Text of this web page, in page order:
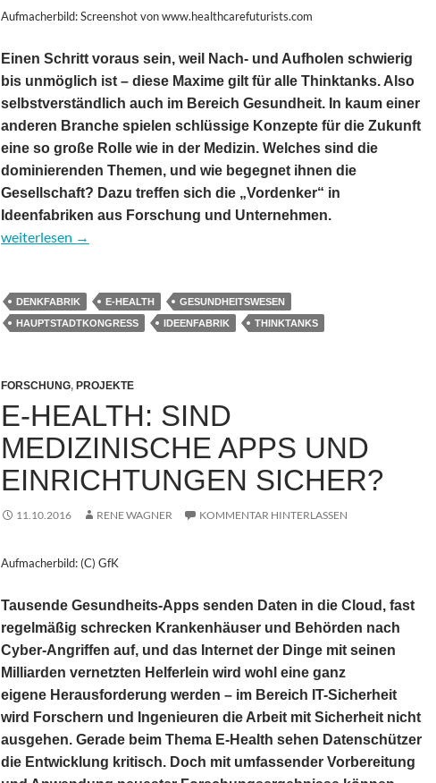
Aufmacherbild: Screenshot von www.healthcarefuturists.com
Einen Schritt voraus sein, weil Nach- und Aufholen schwierig
bis unmöglich ist – diese Maxime gilt für alle Thinktanks. Also
selbstverständlich auch im Bereich Gesundheit. In kaum einer
anderen Branche spielen schlüssige Konzepte für die Zukunft
eine so große Rolle wie in der Medizin. Welches sind die
dominierenden Themen, und wie begegnet ihnen die
Gesellschaft? Dazu treffen sich die „Vordenker“ in
Ideenfabriken aus Forschung und Unternehmen.
Thinktanks für Medizin: Sie arbeiten an der Zukunft der Gesundheit
weiterlesen →
DENKFABRIK E-HEALTH
GESUNDHEITSWESEN
HAUPTSTADTKONGRESS
IDEENFABRIK THINKTANKS
FORSCHUNG, PROJEKTE
E-HEALTH: SIND
MEDIZINISCHE APPS UND
EINRICHTUNGEN SICHER?
11.10.2016 RENE WAGNER KOMMENTAR HINTERLASSEN
Aufmacherbild: (C) GfK
Tausende Gesundheits-Apps senden Daten in die Cloud, fast
regelmäßig schrecken Krankenhäuser und Behörden nach
Cyber-Angriffen auf, und das Internet der Dinge mit seinen
Milliarden vernetzten Helferlein wird wohl eine ganz
eigene Herausforderung werden – im Bereich IT-Sicherheit
wird Forschern und Ingenieuren die Arbeit mit Sicherheit nicht
ausgehen. Gerade beim Thema E-Health sehen Datenschützer
die Entwicklung kritisch. Doch mit umfassender Vorbereitung